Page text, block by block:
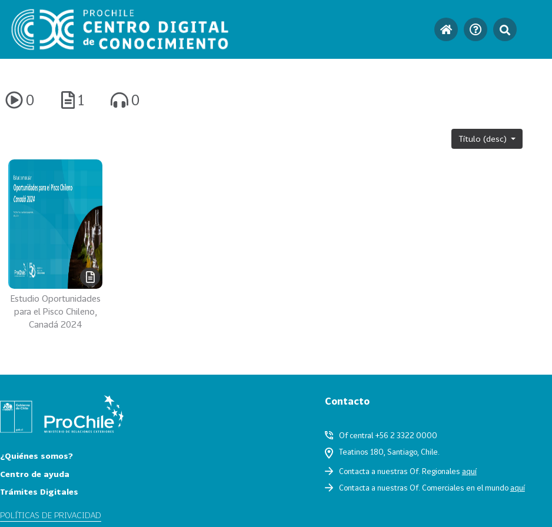
0 1 0
Título (desc)
Estudio Oportunidades
para el Pisco Chileno​,
Canadá 2024
¿Quiénes somos?
Centro de ayuda
Trámites Digitales
POLÍTICAS DE PRIVACIDAD
Contacto
Of central +56 2 3322 0000
Teatinos 180, Santiago, Chile.
Contacta a nuestras Of. Regionales aquí
Contacta a nuestras Of. Comerciales en el mundoaquí